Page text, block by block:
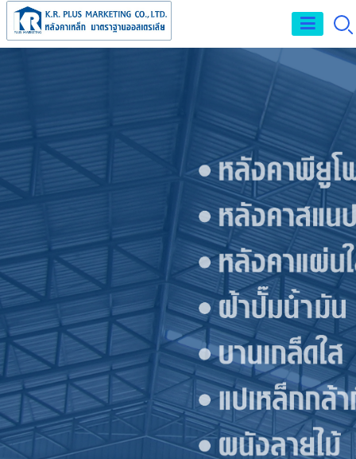
จำหน่าย และรับติด
ตั้งหลังคาเหล็กเมทัล
ชีท หลังคาPU FOAM